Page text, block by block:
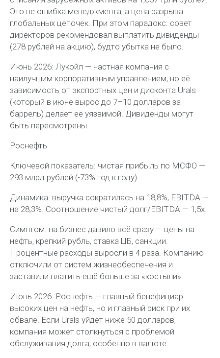
Это не ошибка менеджмента, а цена разрыва
глобальных цепочек. При этом парадокс: совет
директоров рекомендовал выплатить дивиденды
(278 рублей на акцию), будто убытка не было.
Июнь 2026: Лукойл — частная компания с
наилучшим корпоративным управлением, но её
зависимость от экспортных цен и дисконта Urals
(который в июне вырос до 7–10 долларов за
баррель) делает её уязвимой. Дивиденды могут
быть пересмотрены.
Роснефть
Ключевой показатель: чистая прибыль по МСФО —
293 млрд рублей (-73% год к году).
Динамика: выручка сократилась на 18,8%, EBITDA —
на 28,3%. Соотношение чистый долг/EBITDA — 1,5х.
Симптом: на бизнес давило всё сразу — цены на
нефть, крепкий рубль, ставка ЦБ, санкции.
Процентные расходы выросли в 4 раза. Компанию
отключили от систем жизнеобеспечения и
заставили платить ещё больше за «костыли».
Июнь 2026: Роснефть — главный бенефициар
высоких цен на нефть, но и главный риск при их
обвале. Если Urals уйдёт ниже 50 долларов,
компания может столкнуться с проблемой
обслуживания долга, особенно в валюте.